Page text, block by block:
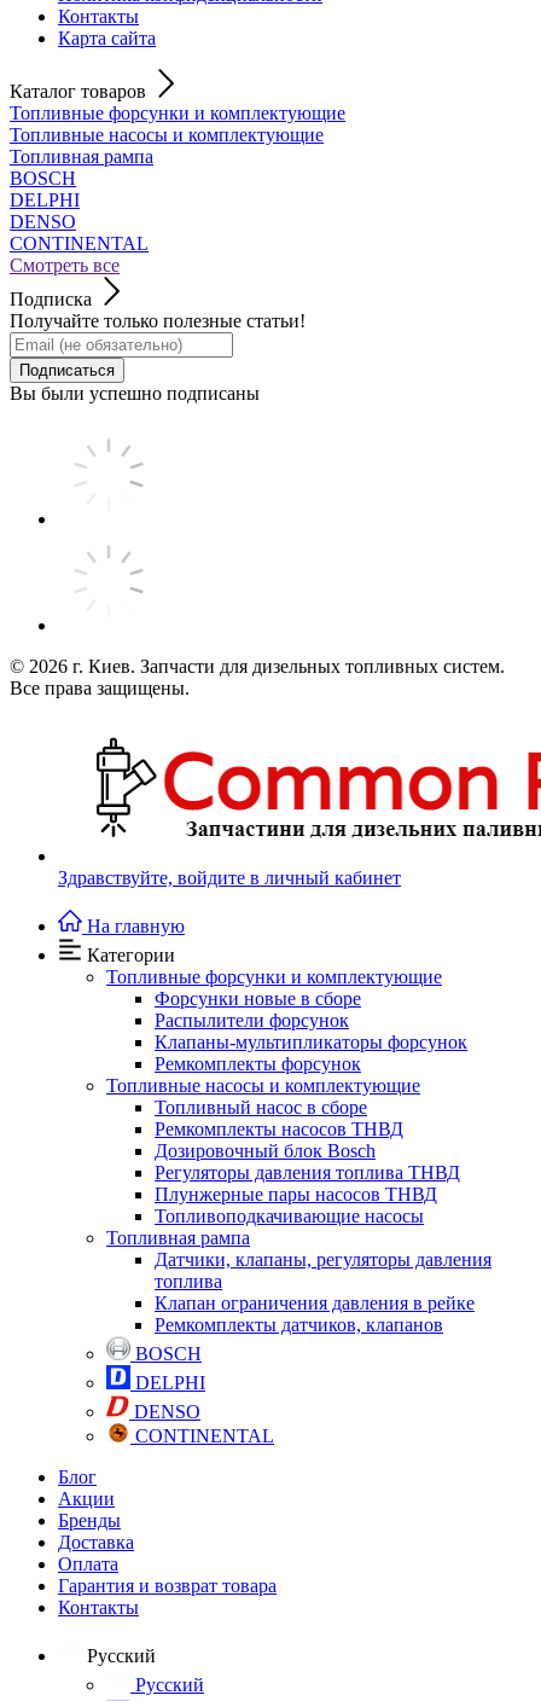
Контакты
Карта сайта
Каталог товаров
Топливные форсунки и комплектующие
Топливные насосы и комплектующие
Топливная рампа
BOSCH
DELPHI
DENSO
CONTINENTAL
Смотреть все
Подписка
Получайте только полезные статьи!
Подписаться
Вы были успешно подписаны
© 2026 г. Киев. Запчасти для дизельных топливных систем.
Все права защищены.
Здравствуйте, войдите в личный кабинет
На главную
Категории
Топливные форсунки и комплектующие
Форсунки новые в сборе
Распылители форсунок
Клапаны-мультипликаторы форсунок
Ремкомплекты форсунок
Топливные насосы и комплектующие
Топливный насос в сборе
Ремкомплекты насосов ТНВД
Дозировочный блок Bosch
Регуляторы давления топлива ТНВД
Плунжерные пары насосов ТНВД
Топливоподкачивающие насосы
Топливная рампа
Датчики, клапаны, регуляторы давления
топлива
Клапан ограничения давления в рейке
Ремкомплекты датчиков, клапанов
BOSCH
DELPHI
DENSO
CONTINENTAL
Блог
Акции
Бренды
Доставка
Оплата
Гарантия и возврат товара
Контакты
Русский
Русский